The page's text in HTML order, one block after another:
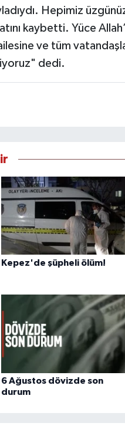
Hepimiz
kaybetti. Yüce
ve tüm
dedi.
Kepez'de şüpheli ölüm!
6 Ağustos dövizde son
durum